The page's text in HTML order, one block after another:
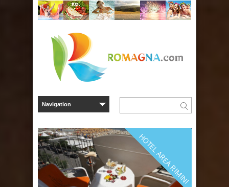
HOTEL AREA RIMINI